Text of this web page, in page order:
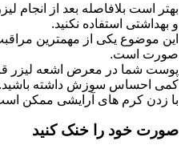
بهتر است بلافاصله بعد از انجام
و بهداشتی استفاده نکنید.
این موضوع یکی از مهمترین
صورت است.
پوست شما در معرض اشعه لیزر
کمی احساس سوزش داشته باشید.
با زدن کرم های آرایشی ممکن
صورت خود را خنک کنید